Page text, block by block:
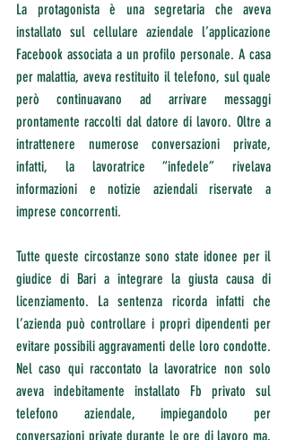
La protagonista è una segretaria che aveva
installato sul cellulare aziendale l’applicazione
Facebook associata a un profilo personale. A casa
per malattia, aveva restituito il telefono, sul quale
però continuavano ad arrivare messaggi
prontamente raccolti dal datore di lavoro. Oltre a
intrattenere numerose conversazioni private,
infatti, la lavoratrice “infedele” rivelava
informazioni e notizie aziendali riservate a
imprese concorrenti.
Tutte queste circostanze sono state idonee per il
giudice di Bari a integrare la giusta causa di
licenziamento. La sentenza ricorda infatti che
l’azienda può controllare i propri dipendenti per
evitare possibili aggravamenti delle loro condotte.
Nel caso qui raccontato la lavoratrice non solo
aveva indebitamente installato Fb privato sul
telefono aziendale, impiegandolo per
conversazioni private durante le ore di lavoro ma,